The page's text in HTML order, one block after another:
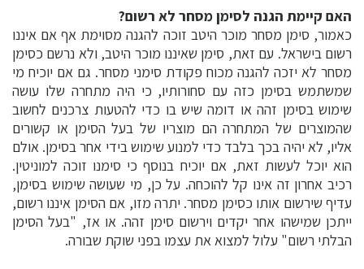
האם קיימת הגנה לסימן מסחר לא רשום?
כאמור, סימן מסחר מוכר היטב זוכה להגנה מסוימת אף אם איננו
רשום בישראל. עם זאת, סימן שאיננו מוכר היטב, ולא נרשם כסימן
מסחר לא יזכה להגנה מכוח פקודת סימני מסחר. גם אם יוכיח מי
שמשתמש בסימן כזה עם סחורותיו, כי היה מתחרה שלו עושה
שימוש בסימן זהה או דומה שיש בו כדי להטעות צרכנים לחשוב
שהמוצרים של המתחרה הם מוצריו של בעל הסימן או קשורים
אליו, לא יהיה בכך בלבד כדי למנוע שימוש בידי אחר בסימן. אולם
הוא יוכל לעשות זאת, אם יוכיח בנוסף כי סימנו זוכה למוניטין.
רכיב אחרון זה אינו קל להוכחה. על כן, מי שעושה שימוש בסימן,
עדיף שירשום אותו כסימן מסחר. יתרה מזו, אם הסימן איננו רשום,
ייתכן שמישהו אחר יקדים וירשום סימן זהה. או אז, "בעל הסימן
הבלתי רשום" עלול למצוא את עצמו בפני שוקת שבורה.